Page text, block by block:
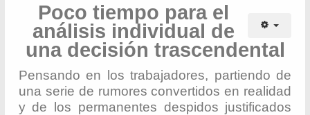
Poco tiempo para el
análisis individual de
una decisión trascendental
Pensando en los trabajadores, partiendo de
una serie de rumores convertidos en realidad
y de los permanentes despidos justificados